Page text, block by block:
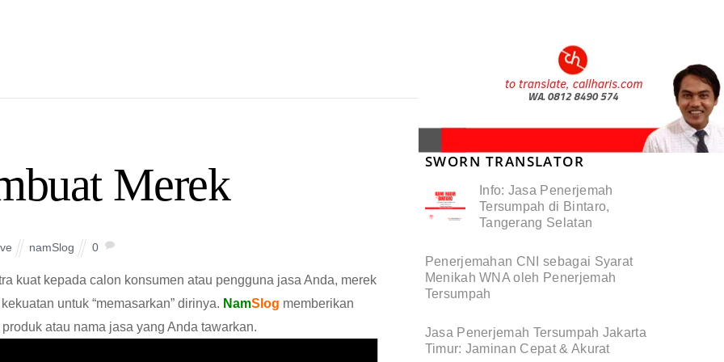
Merek
namSlog 0
kuat kepada calon konsumen atau pengguna jasa Anda, merek
untuk “memasarkan” dirinya. NamSlog memberikan
atau nama jasa yang Anda tawarkan.
SWORN TRANSLATOR
Info: Jasa Penerjemah
Tersumpah di Bintaro,
Tangerang Selatan
Penerjemahan CNI sebagai Syarat
Menikah WNA oleh Penerjemah
Tersumpah
Jasa Penerjemah Tersumpah Jakarta
Timur: Jaminan Cepat & Akurat